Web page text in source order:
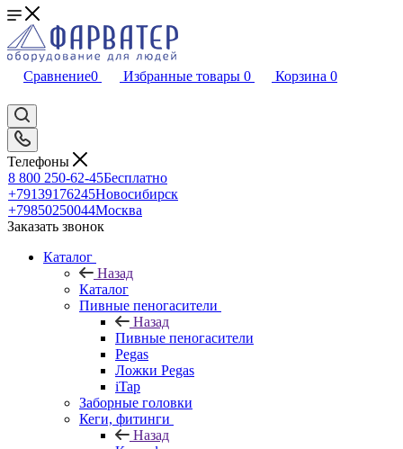
Сравнение0 Избранные товары 0 Корзина 0
Телефоны
8 800 250-62-45Бесплатно
+79139176245Новосибирск
+79850250044Москва
Заказать звонок
Каталог
Назад
Каталог
Пивные пеногасители
Назад
Пивные пеногасители
Pegas
Ложки Pegas
iTap
Заборные головки
Кеги, фитинги
Назад